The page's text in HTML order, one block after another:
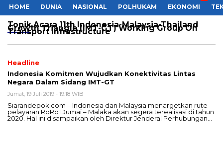
HOME DUNIA NASIONAL POLHUKAM EKONOMI
Topik Acara 11th Indonesia-Malaysia-Thailand
Growth Triangle (IMT-GT) Working Group On
Transport Infrastructure
Headline
Indonesia Komitmen Wujudkan Konektivitas Lintas
Negara Dalam Sidang IMT-GT
Jumat, 19 Juli 2019 - 19:18 WIB
Siarandepok.com – Indonesia dan Malaysia menargetkan rute
pelayaran RoRo Dumai – Malaka akan segera terealisasi di tahun
2020. Hal ini disampaikan oleh Direktur Jenderal Perhubungan…